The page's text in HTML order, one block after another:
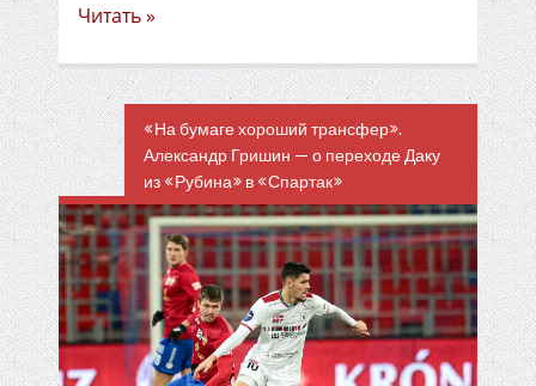
Читать »
«На бумаге хороший трансфер».
Александр Гришин — о переходе Даку
из «Рубина» в «Спартак»